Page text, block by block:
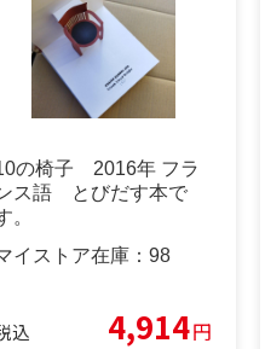
の椅子 2016年 フラ
ス語 とびだす本で
。
イストア在庫： 98
込 4,914円